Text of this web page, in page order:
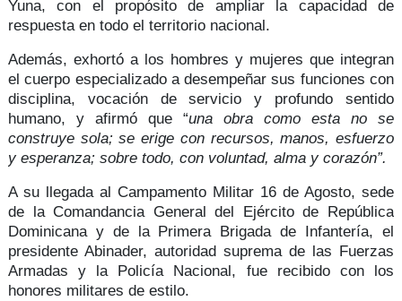
Yuna, con el propósito de ampliar la capacidad de
respuesta en todo el territorio nacional.
Además, exhortó a los hombres y mujeres que integran
el cuerpo especializado a desempeñar sus funciones con
disciplina, vocación de servicio y profundo sentido
humano, y afirmó que “una obra como esta no se
construye sola; se erige con recursos, manos, esfuerzo
y esperanza; sobre todo, con voluntad, alma y corazón”.
A su llegada al Campamento Militar 16 de Agosto, sede
de la Comandancia General del Ejército de República
Dominicana y de la Primera Brigada de Infantería, el
presidente Abinader, autoridad suprema de las Fuerzas
Armadas y la Policía Nacional, fue recibido con los
honores militares de estilo.